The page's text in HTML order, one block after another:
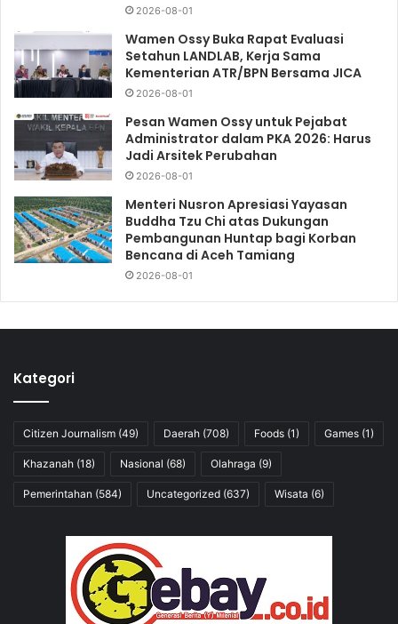
2026-08-01
Wamen Ossy Buka Rapat Evaluasi
Setahun LANDLAB, Kerja Sama
Kementerian ATR/BPN Bersama JICA
2026-08-01
Pesan Wamen Ossy untuk Pejabat
Administrator dalam PKA 2026: Harus
Jadi Arsitek Perubahan
2026-08-01
Menteri Nusron Apresiasi Yayasan
Buddha Tzu Chi atas Dukungan
Pembangunan Huntap bagi Korban
Bencana di Aceh Tamiang
2026-08-01
Kategori
Citizen Journalism (49) Daerah (708) Foods (1) Games (1)
Khazanah (18) Nasional (68) Olahraga (9)
Pemerintahan (584) Uncategorized (637) Wisata (6)